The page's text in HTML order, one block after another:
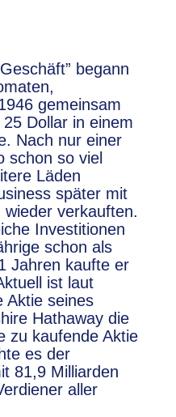
begann
gemeinsam
Dollar in einem
Nach nur einer
schon so viel
Läden
später mit
verkauften.
Investitionen
schon als
Jahren kaufte er
ist laut
Aktie seines
Hathaway die
zu kaufende Aktie
es der
81,9 Milliarden
aller